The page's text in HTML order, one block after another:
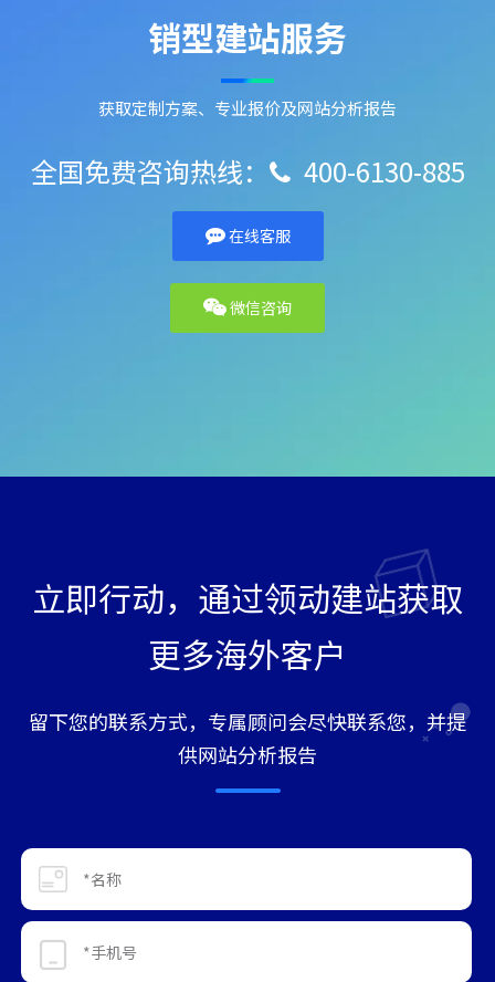
销型建站服务
获取定制方案、专业报价及网站分析报告
全国免费咨询热线：  400-6130-885
在线客服
微信咨询
立即行动，通过领动建站获取
更多海外客户
留下您的联系方式，专属顾问会尽快联系您，并提
供网站分析报告